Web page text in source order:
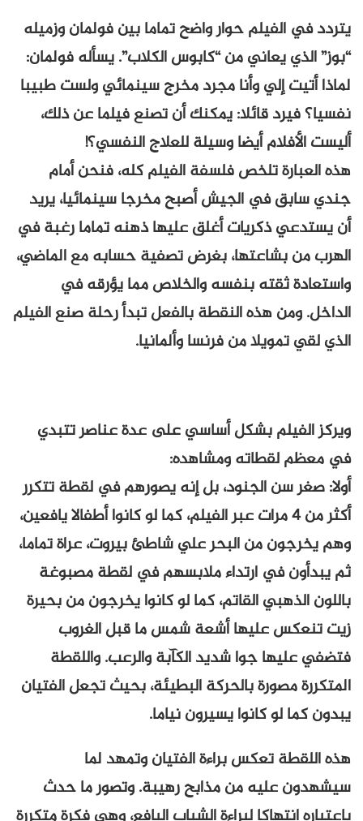
يتردد في الفيلم حوار واضح تماما بين فولمان وزميله
“بوز” الذي يعاني من “كابوس الكلاب”. يسأله فولمان:
لماذا أتيت إلي وأنا مجرد مخرج سينمائي ولست طبيبا
نفسيا؟ فيرد قائلا: يمكنك أن تصنع فيلما عن ذلك،
أليست الأفلام أيضا وسيلة للعلاج النفسي؟!
هذه العبارة تلخص فلسفة الفيلم كله، فنحن أمام
جندي سابق في الجيش أصبح مخرجا سينمائيا، يريد
أن يستدعي ذكريات أغلق عليها ذهنه تماما رغبة في
الهرب من بشاعتها، بغرض تصفية حسابه مع الماضي،
واستعادة ثقته بنفسه والخلاص مما يؤرقه في
الداخل. ومن هذه النقطة بالفعل تبدأ رحلة صنع الفيلم
الذي لقي تمويلا من فرنسا وألمانيا.
ويركز الفيلم بشكل أساسي على عدة عناصر تتبدي
في معظم لقطاته ومشاهده:
أولا: صغر سن الجنود، بل إنه يصورهم في لقطة تتكرر
أكثر من 4 مرات عبر الفيلم، كما لو كانوا أطفالا يافعين،
وهم يخرجون من البحر علي شاطئ بيروت، عراة تماما،
ثم يبدأون في ارتداء ملابسهم في لقطة مصبوغة
باللون الذهبي القاتم، كما لو كانوا يخرجون من بحيرة
زيت تنعكس عليها أشعة شمس ما قبل الغروب
فتضفي عليها جوا شديد الكآبة والرعب. واللقطة
المتكررة مصورة بالحركة البطيئة، بحيث تجعل الفتيان
يبدون كما لو كانوا يسيرون نياما.
هذه اللقطة تعكس براءة الفتيان وتمهد لما
سيشهدون عليه من مذابح رهيبة. وتصور ما حدث